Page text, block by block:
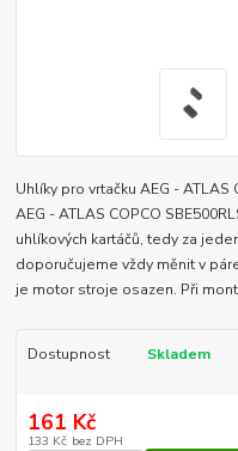
Uhlíky pro vrtačku AEG - ATLAS
AEG - ATLAS COPCO
uhlíkových kartáčů, tedy za
doporučujeme vždy měnit v
je motor stroje osazen. Při
Dostupnost Skladem
161 Kč
133 Kč bez DPH